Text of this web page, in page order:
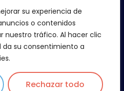
su experiencia de
o contenidos
nuestro tráfico. Al hacer clic
da su consentimiento a
Rechazar todo